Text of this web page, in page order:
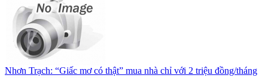
Nhơn Trạch: “Giấc mơ có thật” mua nhà chỉ với 2 triệu đồng/tháng